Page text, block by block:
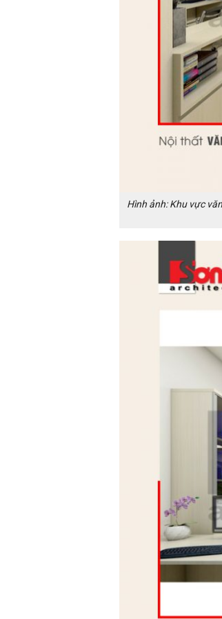
Hình ảnh: Khu vực